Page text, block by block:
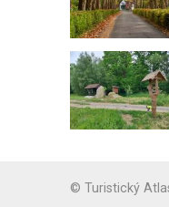
© Turistický